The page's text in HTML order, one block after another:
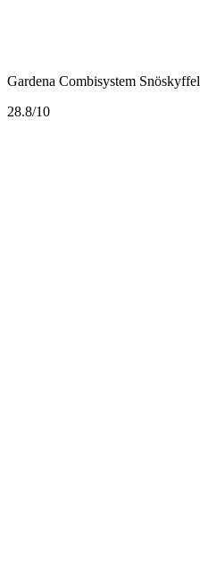
Gardena Combisystem Snöskyffel
28.8/10